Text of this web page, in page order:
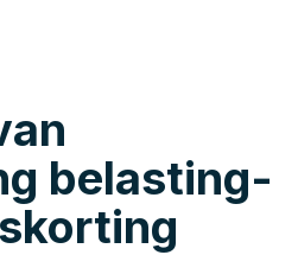
belasting-